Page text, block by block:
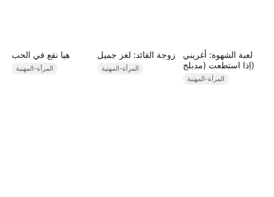
هيا نقع في الحب
المرأة-المهنية
زوجة القائد: لغز جميل
المرأة-المهنية
لعبة الشهوة: أغريني
إذا استطعت (مدبلج)
المرأة-المهنية